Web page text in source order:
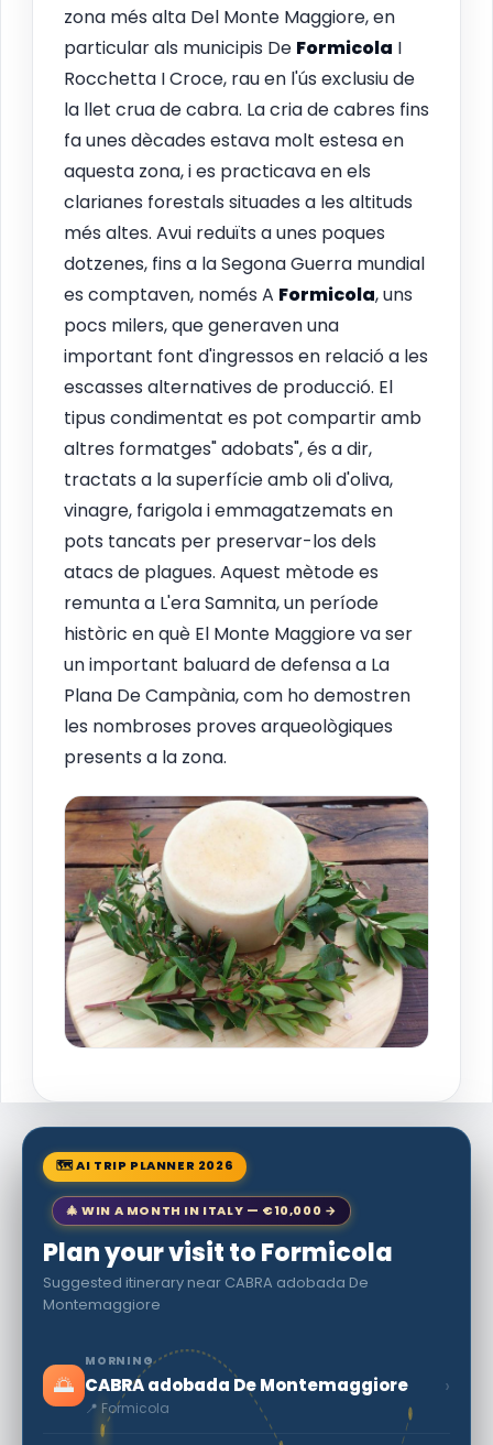
zona més alta Del Monte Maggiore, en
particular als municipis De Formicola I
Rocchetta I Croce, rau en l'ús exclusiu de
la llet crua de cabra. La cria de cabres fins
fa unes dècades estava molt estesa en
aquesta zona, i es practicava en els
clarianes forestals situades a les altituds
més altes. Avui reduïts a unes poques
dotzenes, fins a la Segona Guerra mundial
es comptaven, només A Formicola, uns
pocs milers, que generaven una
important font d'ingressos en relació a les
escasses alternatives de producció. El
tipus condimentat es pot compartir amb
altres formatges" adobats", és a dir,
tractats a la superfície amb oli d'oliva,
vinagre, farigola i emmagatzemats en
pots tancats per preservar-los dels
atacs de plagues. Aquest mètode es
remunta a L'era Samnita, un període
històric en què El Monte Maggiore va ser
un important baluard de defensa a La
Plana De Campània, com ho demostren
les nombroses proves arqueològiques
presents a la zona.
🗺 AI TRIP PLANNER 2026
🎄 WIN A MONTH IN ITALY — €10,000 →
Plan your visit to Formicola
Suggested itinerary near CABRA adobada De
Montemaggiore
🌅
MORNING
CABRA adobada De Montemaggiore
📍 Formicola
›